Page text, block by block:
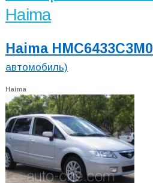
Haima
Haima HMC6433C3M0
автомобиль)
Haima